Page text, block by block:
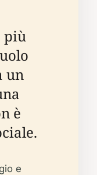
più
un
è
e